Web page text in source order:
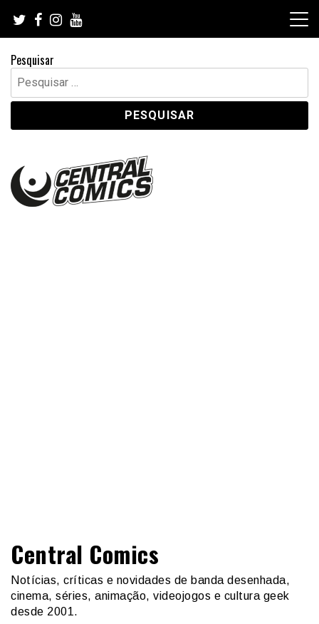
content
Pesquisar
Pesquisar
por:
Central Comics
Notícias, críticas e novidades de banda desenhada,
cinema, séries, animação, videojogos e cultura geek
desde 2001.